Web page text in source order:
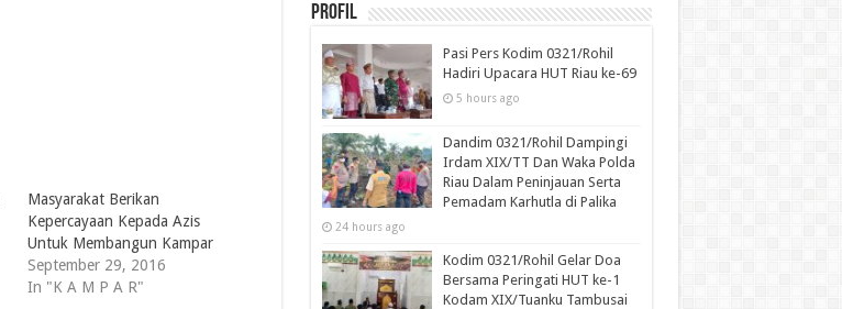
Masyarakat Berikan
Kepercayaan Kepada Azis
Untuk Membangun Kampar
September 29, 2016
In "K A M P A R"
Profil
Pasi Pers Kodim 0321/Rohil
Hadiri Upacara HUT Riau ke-69
5 hours ago
Dandim 0321/Rohil Dampingi
Irdam XIX/TT Dan Waka Polda
Riau Dalam Peninjauan Serta
Pemadam Karhutla di Palika
24 hours ago
Kodim 0321/Rohil Gelar Doa
Bersama Peringati HUT ke-1
Kodam XIX/Tuanku Tambusai